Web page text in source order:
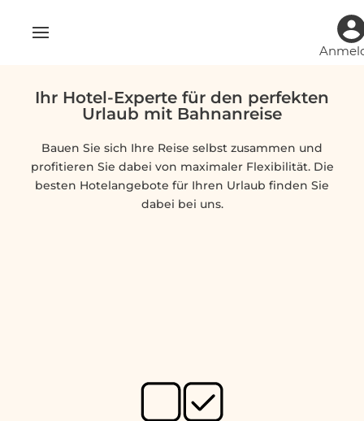
Ihr Hotel-Experte für den perfekten
Urlaub mit Bahnanreise
Bauen Sie sich Ihre Reise selbst zusammen und
profitieren Sie dabei von maximaler Flexibilität. Die
besten Hotelangebote für Ihren Urlaub finden Sie
dabei bei uns.